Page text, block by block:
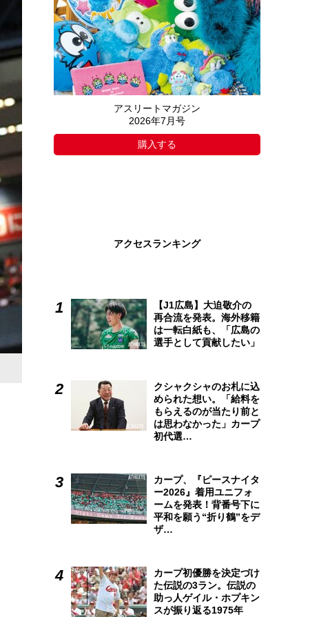
アスリートマガジン
2026年7月号
購入する
アクセスランキング
【J1広島】大迫敬介の
再合流を発表。海外移籍
は一転白紙も、「広島の
選手として貢献したい」
クシャクシャのお札に込
められた想い。「給料を
もらえるのが当たり前と
は思わなかった」カープ
初代選…
カープ、『ピースナイタ
ー2026』着用ユニフォ
ームを発表！背番号下に
平和を願う“折り鶴”をデ
ザ…
カープ初優勝を決定づけ
た伝説の3ラン。伝説の
助っ人ゲイル・ホプキン
スが振り返る1975年